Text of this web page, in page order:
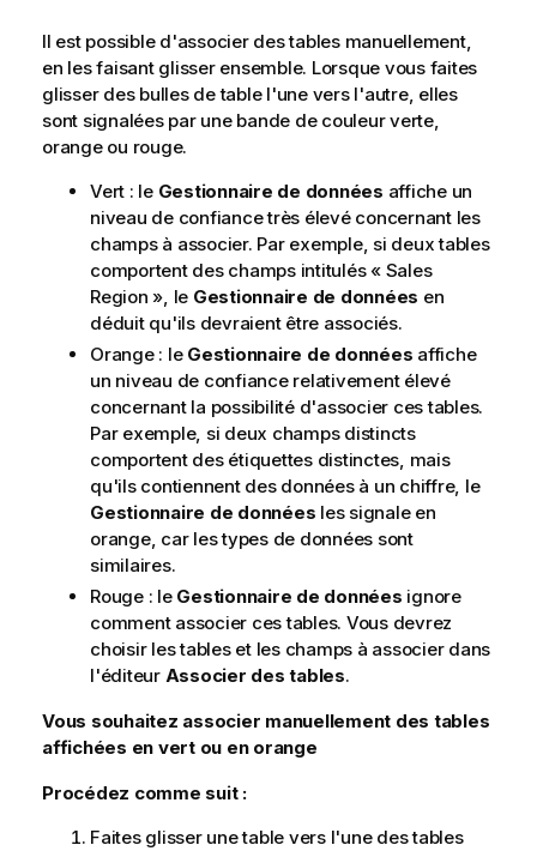
Il est possible d'associer des tables manuellement,
en les faisant glisser ensemble. Lorsque vous faites
glisser des bulles de table l'une vers l'autre, elles
sont signalées par une bande de couleur verte,
orange ou rouge.
Vert : le Gestionnaire de données affiche un
niveau de confiance très élevé concernant les
champs à associer. Par exemple, si deux tables
comportent des champs intitulés « Sales
Region », le Gestionnaire de données en
déduit qu'ils devraient être associés.
Orange : le Gestionnaire de données affiche
un niveau de confiance relativement élevé
concernant la possibilité d'associer ces tables.
Par exemple, si deux champs distincts
comportent des étiquettes distinctes, mais
qu'ils contiennent des données à un chiffre, le
Gestionnaire de données les signale en
orange, car les types de données sont
similaires.
Rouge : le Gestionnaire de données ignore
comment associer ces tables. Vous devrez
choisir les tables et les champs à associer dans
l'éditeur Associer des tables.
Vous souhaitez associer manuellement des tables
affichées en vert ou en orange
Procédez comme suit :
Faites glisser une table vers l'une des tables